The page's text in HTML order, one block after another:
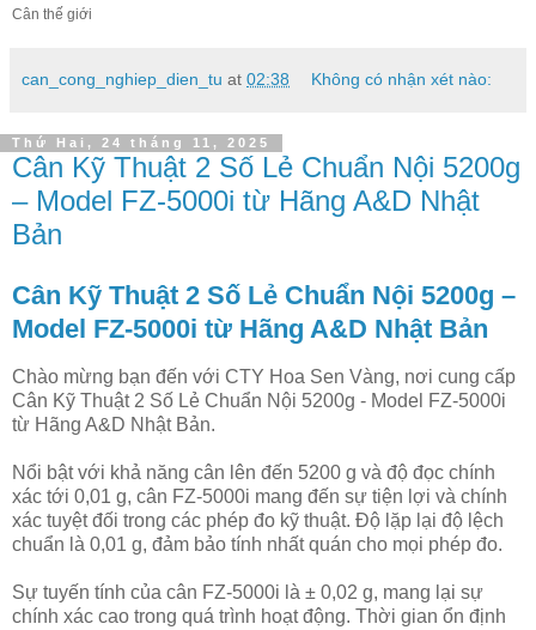
Cân thế giới
can_cong_nghiep_dien_tu at 02:38 Không có nhận xét nào:
Thứ Hai, 24 tháng 11, 2025
Cân Kỹ Thuật 2 Số Lẻ Chuẩn Nội 5200g
– Model FZ-5000i từ Hãng A&D Nhật
Bản
Cân Kỹ Thuật 2 Số Lẻ Chuẩn Nội 5200g –
Model FZ-5000i từ Hãng A&D Nhật Bản
Chào mừng bạn đến với CTY Hoa Sen Vàng, nơi cung cấp
Cân Kỹ Thuật 2 Số Lẻ Chuẩn Nội 5200g - Model FZ-5000i
từ Hãng A&D Nhật Bản.
Nổi bật với khả năng cân lên đến 5200 g và độ đọc chính
xác tới 0,01 g, cân FZ-5000i mang đến sự tiện lợi và chính
xác tuyệt đối trong các phép đo kỹ thuật. Độ lặp lại độ lệch
chuẩn là 0,01 g, đảm bảo tính nhất quán cho mọi phép đo.
Sự tuyến tính của cân FZ-5000i là ± 0,02 g, mang lại sự
chính xác cao trong quá trình hoạt động. Thời gian ổn định